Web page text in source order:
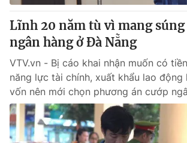
Tổng Biên tập:Vũ Thanh Thủy
Phó Tổng Biên tập: Nguyễn Thị Mỹ Hạnh,
Nguyễn Trọng Ninh
024.38 355 931 - 024.38 355
Ðiện thoại Thời báo VTV:024.66 897 897
Email:toasoan@vtv.vn
Liên hệ quảng cáo:024-7300.7108
Lĩnh 20 năm tù vì mang súng
ngân hàng ở Đà Nẵng
VTV.vn - Bị cáo khai nhận muốn có
năng lực tài chính, xuất khẩu lao động
vốn nên mới chọn phương án cướp